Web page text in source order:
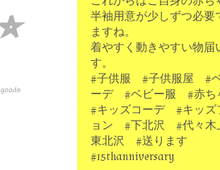
半袖用意が少しずつ必要
ますね。
着やすく動きやすい物届
す。
#子供服 #子供服屋 #
ーデ #ベビー服 #赤ち
#キッズコーデ #キッズ
ョン #下北沢 #代々
東北沢 #送ります
#15thanniversary